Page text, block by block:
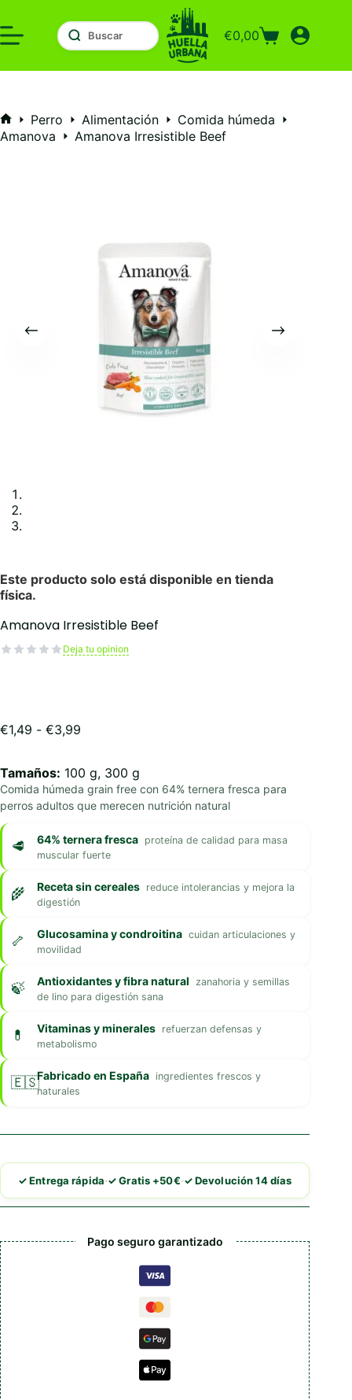
al
contenido
Carro
compra
€0,00
Inicio
Perro Alimentación
Comida húmeda
Amanova
Amanova Irresistible Beef
Amanova Irresistible Beef
Deja tu opinion
€1,49 - €3,99
desde
€1,49
hasta
Tamaños: 100 g, 300 g
Comida húmeda grain free con 64% ternera fresca para
perros adultos que merecen nutrición natural
64% ternera fresca proteína de calidad para masa
muscular fuerte
Receta sin cereales reduce intolerancias y mejora la
digestión
Glucosamina y condroitina cuidan articulaciones y
movilidad
Antioxidantes y fibra natural
zanahoria y semillas
de lino para digestión sana
Vitaminas y minerales refuerzan defensas y
metabolismo
Fabricado en España ingredientes frescos y
naturales
✓ Entrega rápida·✓ Gratis +50€·✓ Devolución 14 días
Pago seguro garantizado